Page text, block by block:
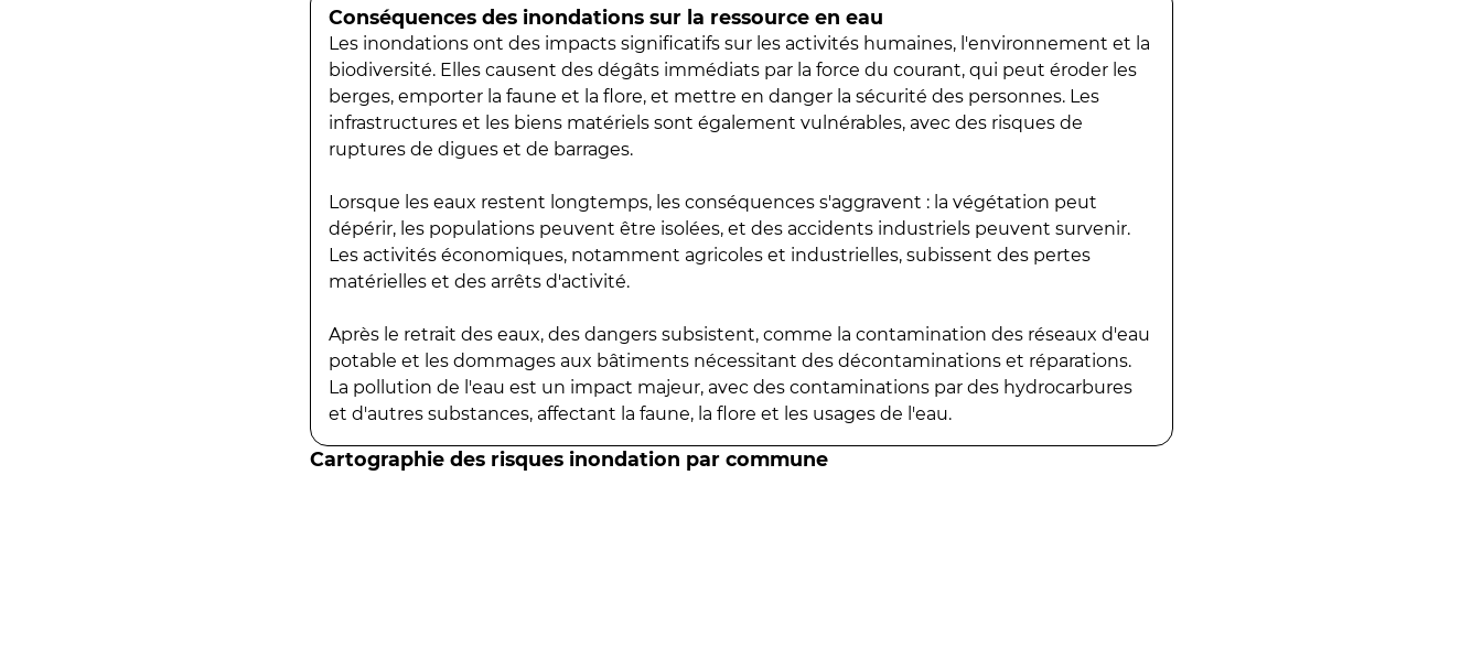
Conséquences des inondations sur la ressource en eau
Les inondations ont des impacts significatifs sur les activités humaines, l'environnement et la
biodiversité. Elles causent des dégâts immédiats par la force du courant, qui peut éroder les
berges, emporter la faune et la flore, et mettre en danger la sécurité des personnes. Les
infrastructures et les biens matériels sont également vulnérables, avec des risques de
ruptures de digues et de barrages.
Lorsque les eaux restent longtemps, les conséquences s'aggravent : la végétation peut
dépérir, les populations peuvent être isolées, et des accidents industriels peuvent survenir.
Les activités économiques, notamment agricoles et industrielles, subissent des pertes
matérielles et des arrêts d'activité.
Après le retrait des eaux, des dangers subsistent, comme la contamination des réseaux d'eau
potable et les dommages aux bâtiments nécessitant des décontaminations et réparations.
La pollution de l'eau est un impact majeur, avec des contaminations par des hydrocarbures
et d'autres substances, affectant la faune, la flore et les usages de l'eau.
Cartographie des risques inondation par commune